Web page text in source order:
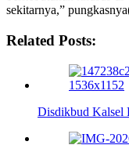
sekitarnya,”
Related Posts:
Disdikbud Kalsel